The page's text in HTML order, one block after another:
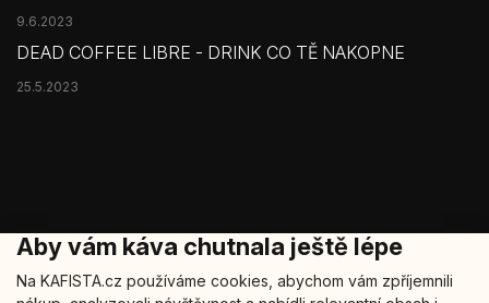
Aby vám káva chutnala ještě lépe
Na KAFISTA.cz používáme cookies, abychom vám zpříjemnili
9.6.2023
DEAD COFFEE LIBRE - DRINK CO TĚ NAKOPNE
25.5.2023